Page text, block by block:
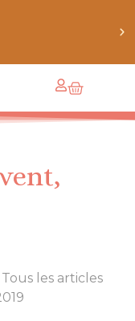
chaussettes pour
Tous les articles